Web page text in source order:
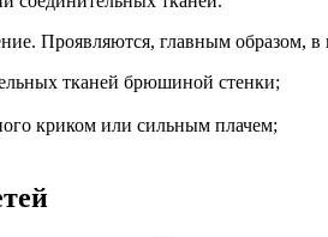
Проявляются, главным образом,
тканей брюшиной стенки;
криком или сильным плачем;